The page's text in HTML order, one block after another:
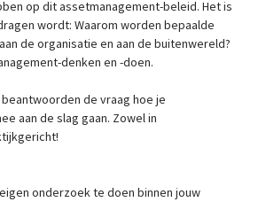
op dit assetmanagement-beleid. Het is
wordt: Waarom worden bepaalde
de organisatie en aan de buitenwereld?
denken en -doen.
de vraag hoe je
aan de slag gaan. Zowel in
onderzoek te doen binnen jouw